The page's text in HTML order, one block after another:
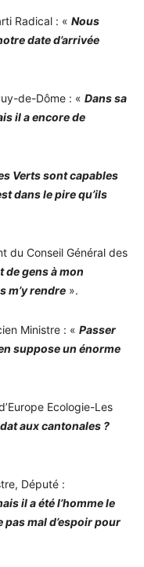
Radical : « Nous
date d’arrivée
de-Dôme : « Dans sa
il a encore de
Verts sont capables
dans le pire qu’ils
du Conseil Général des
de gens à mon
m’y rendre ».
Ministre : « Passer
suppose un énorme
Ecologie-Les
aux cantonales ?
Député :
il a été l’homme le
pas mal d’espoir pour